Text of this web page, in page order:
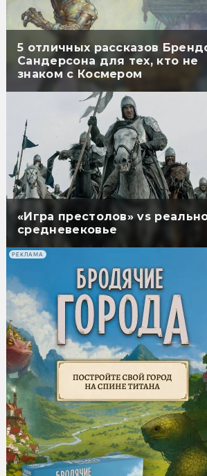
5 отличных рассказов
Сандерсона для тех, кто не
знаком с Космером
«Игра престолов» vs
средневековье
РЕКЛАМА